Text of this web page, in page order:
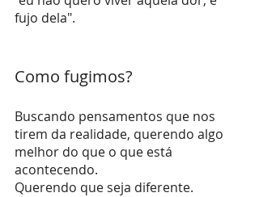
fujo dela".
Como fugimos?
Buscando pensamentos que nos
tirem da realidade, querendo algo
melhor do que o que está
acontecendo.
Querendo que seja diferente.